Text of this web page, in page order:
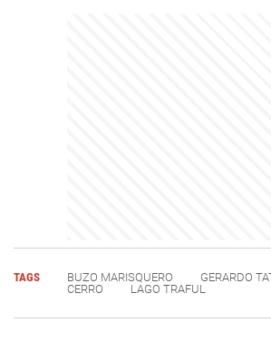
TAGS BUZO MARISQUERO
GERARDO
CERRO
LAGO TRAFUL